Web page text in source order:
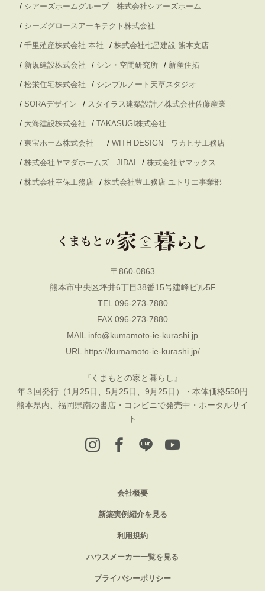
/ シアーズホームグループ 株式会社シアーズホーム
/ シーズグロースアーキテクト株式会社
/ 千里殖産株式会社 本社 / 株式会社七呂建設 熊本支店
/ 新規建設株式会社 / シン・空間研究所 / 新産住拓
/ 松栄住宅株式会社 / シンプルノート天草スタジオ
/ SORAデザイン / スタイラス建築設計／株式会社佐藤産業
/ 大海建設株式会社 / TAKASUGI株式会社
/ 東宝ホーム株式会社 / WITH DESIGN ワカヒサ工務店
/ 株式会社ヤマダホームズ JIDAI / 株式会社ヤマックス
/ 株式会社幸保工務店 / 株式会社豊工務店 ユトリエ事業部
〒860-0863
熊本市中央区坪井6丁目38番15号建峰ビル5F
TEL 096-273-7880
FAX 096-273-7880
MAIL info@kumamoto-ie-kurashi.jp
URL https://kumamoto-ie-kurashi.jp/
『くまもとの家と暮らし』
年３回発行（1月25日、5月25日、9月25日）・本体価格550円
熊本県内、福岡県南の書店・コンビニで発売中・ポータルサイ
ト
会社概要
新築実例紹介を見る
利用規約
ハウスメーカー一覧を見る
プライバシーポリシー